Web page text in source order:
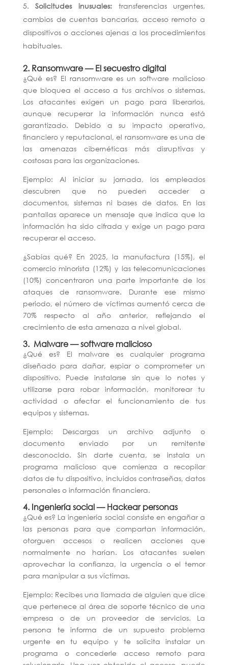
Solicitudes inusuales: transferencias urgentes,
cambios de cuentas bancarias, acceso remoto a
dispositivos o acciones ajenas a los procedimientos
habituales.
2. Ransomware — El secuestro digital
¿Qué es? El ransomware es un software malicioso
que bloquea el acceso a tus archivos o sistemas.
Los atacantes exigen un pago para liberarlos,
aunque recuperar la información nunca está
garantizado. Debido a su impacto operativo,
financiero y reputacional, el ransomware es una de
las amenazas cibernéticas más disruptivas y
costosas para las organizaciones.
Ejemplo: Al iniciar su jornada, los empleados
descubren que no pueden acceder a
documentos, sistemas ni bases de datos. En las
pantallas aparece un mensaje que indica que la
información ha sido cifrada y exige un pago para
recuperar el acceso.
¿Sabías qué? En 2025, la manufactura (15%), el
comercio minorista (12%) y las telecomunicaciones
(10%) concentraron una parte importante de los
ataques de ransomware. Durante ese mismo
periodo, el número de víctimas aumentó cerca de
70% respecto al año anterior, reflejando el
crecimiento de esta amenaza a nivel global.
3. Malware — software malicioso
¿Qué es? El malware es cualquier programa
diseñado para dañar, espiar o comprometer un
dispositivo. Puede instalarse sin que lo notes y
utilizarse para robar información, monitorear tu
actividad o afectar el funcionamiento de tus
equipos y sistemas.
Ejemplo: Descargas un archivo adjunto o
documento enviado por un remitente
desconocido. Sin darte cuenta, se instala un
programa malicioso que comienza a recopilar
datos de tu dispositivo, incluidos contraseñas, datos
personales o información financiera.
4. Ingeniería social — Hackear personas
¿Qué es? La ingeniería social consiste en engañar a
las personas para que compartan información,
otorguen accesos o realicen acciones que
normalmente no harían. Los atacantes suelen
aprovechar la confianza, la urgencia o el temor
para manipular a sus víctimas.
Ejemplo: Recibes una llamada de alguien que dice
que pertenece al área de soporte técnico de una
empresa o de un proveedor de servicios. La
persona te informa de un supuesto problema
urgente en tu equipo y te solicita instalar un
programa o concederle acceso remoto para